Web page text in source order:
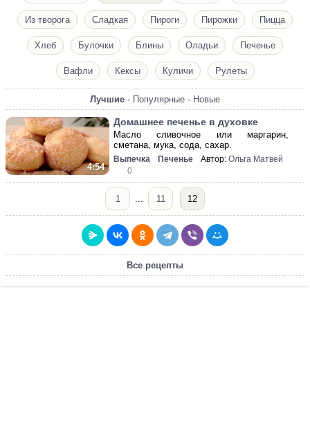
Из творога Сладкая Пироги Пирожки Пицца
Хлеб Булочки Блины Оладьи Печенье
Вафли Кексы Куличи Рулеты
Лучшие · Популярные · Новые
4:54
Домашнее печенье в духовке
Масло сливочное или маргарин,
сметана, мука, сода, сахар.
Выпечка Печенье Автор: Ольга Матвей
0
1 ... 11 12
Все рецепты